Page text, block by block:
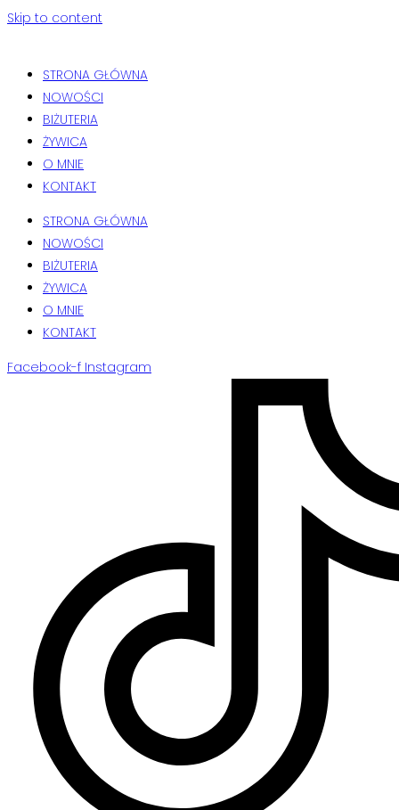
Skip to content
STRONA GŁÓWNA
NOWOŚCI
BIŻUTERIA
ŻYWICA
O MNIE
KONTAKT
STRONA GŁÓWNA
NOWOŚCI
BIŻUTERIA
ŻYWICA
O MNIE
KONTAKT
Facebook-f Instagram